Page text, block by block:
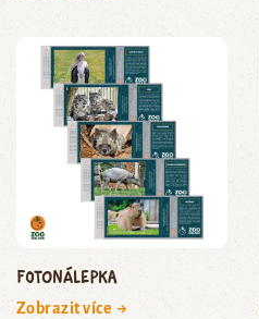
Fotonálepka
Zobrazit více →